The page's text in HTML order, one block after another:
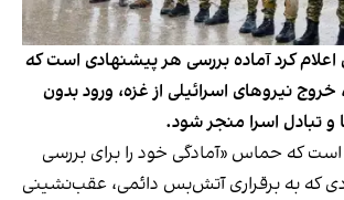
کرد آماده بررسی هر پیشنهادی است که
نیروهای اسرائیلی از غزه، ورود بدون
تبادل اسرا منجر شود.
است که حماس «آمادگی خود را برای بررسی
که به برقراری آتش‌بس دائمی، عقب‌نشینی